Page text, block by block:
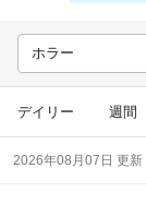
ホラー
デイリー 週間
2026年08月07日 更新
サンキュー配送
キーワード